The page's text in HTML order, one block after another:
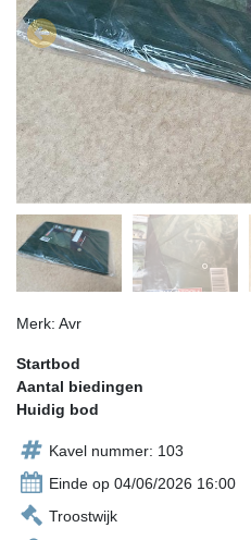
Merk: Avr
Startbod
Aantal biedingen
Huidig bod
Kavel nummer: 103
Einde op 04/06/2026 16:00
Troostwijk